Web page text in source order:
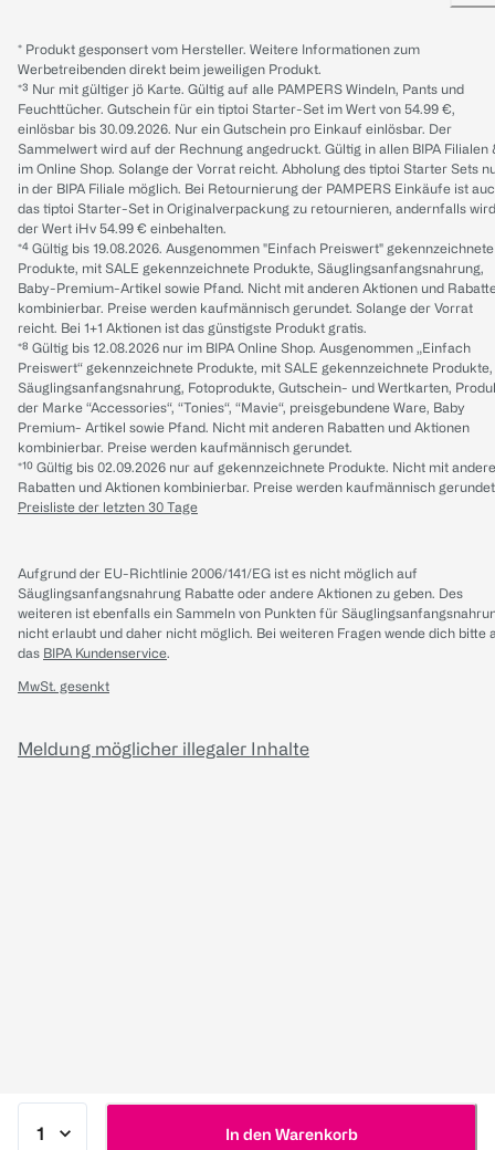
In den Warenkorb
* Produkt gesponsert vom Hersteller. Weitere Informationen zum
Werbetreibenden direkt beim jeweiligen Produkt.
*³ Nur mit gültiger jö Karte. Gültig auf alle PAMPERS Windeln, Pants und
Feuchttücher. Gutschein für ein tiptoi Starter-Set im Wert von 54.99 €,
einlösbar bis 30.09.2026. Nur ein Gutschein pro Einkauf einlösbar. Der
Sammelwert wird auf der Rechnung angedruckt. Gültig in allen BIPA Filialen
im Online Shop. Solange der Vorrat reicht. Abholung des tiptoi Starter Sets
in der BIPA Filiale möglich. Bei Retournierung der PAMPERS Einkäufe ist
das tiptoi Starter-Set in Originalverpackung zu retournieren, andernfalls wird
der Wert iHv 54.99 € einbehalten.
*⁴ Gültig bis 19.08.2026. Ausgenommen "Einfach Preiswert" gekennzeichnete
Produkte, mit SALE gekennzeichnete Produkte, Säuglingsanfangsnahrung,
Baby-Premium-Artikel sowie Pfand. Nicht mit anderen Aktionen und
kombinierbar. Preise werden kaufmännisch gerundet. Solange der Vorrat
reicht. Bei 1+1 Aktionen ist das günstigste Produkt gratis.
*⁸ Gültig bis 12.08.2026 nur im BIPA Online Shop. Ausgenommen „Einfach
Preiswert“ gekennzeichnete Produkte, mit SALE gekennzeichnete Produkte,
Säuglingsanfangsnahrung, Fotoprodukte, Gutschein- und Wertkarten,
der Marke “Accessories“, “Tonies“, “Mavie“, preisgebundene Ware, Baby
Premium- Artikel sowie Pfand. Nicht mit anderen Rabatten und Aktionen
kombinierbar. Preise werden kaufmännisch gerundet.
*¹⁰ Gültig bis 02.09.2026 nur auf gekennzeichnete Produkte. Nicht mit
Rabatten und Aktionen kombinierbar. Preise werden kaufmännisch
Preisliste der letzten 30 Tage
Aufgrund der EU-Richtlinie 2006/141/EG ist es nicht möglich auf
Säuglingsanfangsnahrung Rabatte oder andere Aktionen zu geben. Des
weiteren ist ebenfalls ein Sammeln von Punkten für
nicht erlaubt und daher nicht möglich. Bei weiteren Fragen wende dich bitte
das BIPA Kundenservice.
MwSt. gesenkt
Meldung möglicher illegaler Inhalte